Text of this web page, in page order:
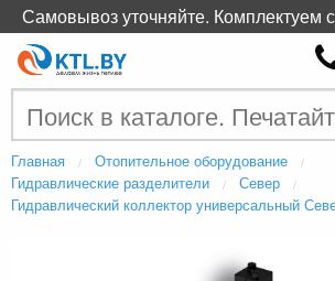
Главная
Отопительное оборудование
Гидравлические разделители
Север
Гидравлический коллектор универсальный
Самовывоз уточняйте. Комплектуем